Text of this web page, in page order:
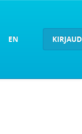
EN